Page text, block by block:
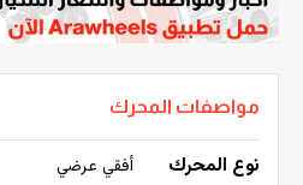
مواصفات المحرك
نوع المحرك أفقي عرضي